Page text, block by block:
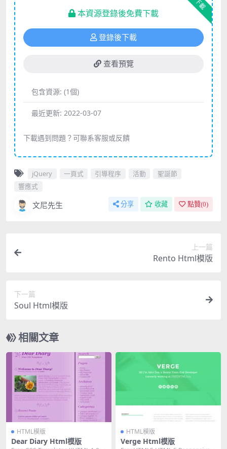
下載
本資源登錄後免費下載
登錄後下載
查看預覽
包含資源: (1個)
最近更新: 2022-03-07
下載遇到問題？可聯系客服或反饋
jQuery 一頁式 引導程序 活動
聖誕節
響應式
文尼先生 分享 收藏 點贊(0)
上一篇
Rento Html模版
下一篇
Soul Html模版
相關文章
HTML模版
Dear Diary Html模版
HTML模版
Verge Html模版